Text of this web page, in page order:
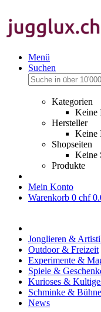
Menü
Suchen
Kategorien
Keine
Hersteller
Keine
Shopseiten
Keine
Produkte
Mein Konto
Warenkorb 0 chf
Jonglieren &
Outdoor & Freizeit
Experimente &
Spiele &
Kurioses &
Schminke & Bühne
News